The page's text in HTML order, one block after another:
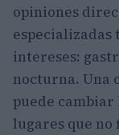
opiniones
intereses:
nocturna. Una
puede
lugares que no